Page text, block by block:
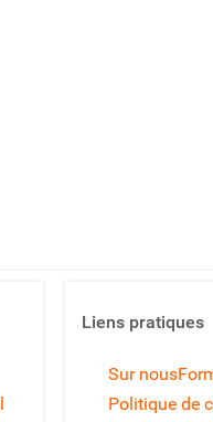
Liens pratiques
Sur nous
Politique de